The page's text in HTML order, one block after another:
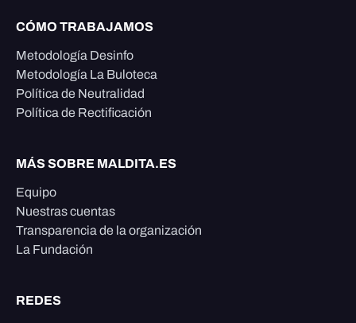
CÓMO TRABAJAMOS
Metodología Desinfo
Metodología La Buloteca
Política de Neutralidad
Política de Rectificación
MÁS SOBRE MALDITA.ES
Equipo
Nuestras cuentas
Transparencia de la organización
La Fundación
REDES